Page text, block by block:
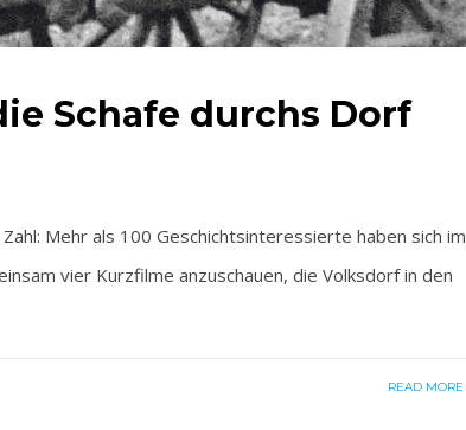
Schafe durchs Dorf
Mehr als 100 Geschichtsinteressierte haben sich im
vier Kurzfilme anzuschauen, die Volksdorf in den
READ MORE